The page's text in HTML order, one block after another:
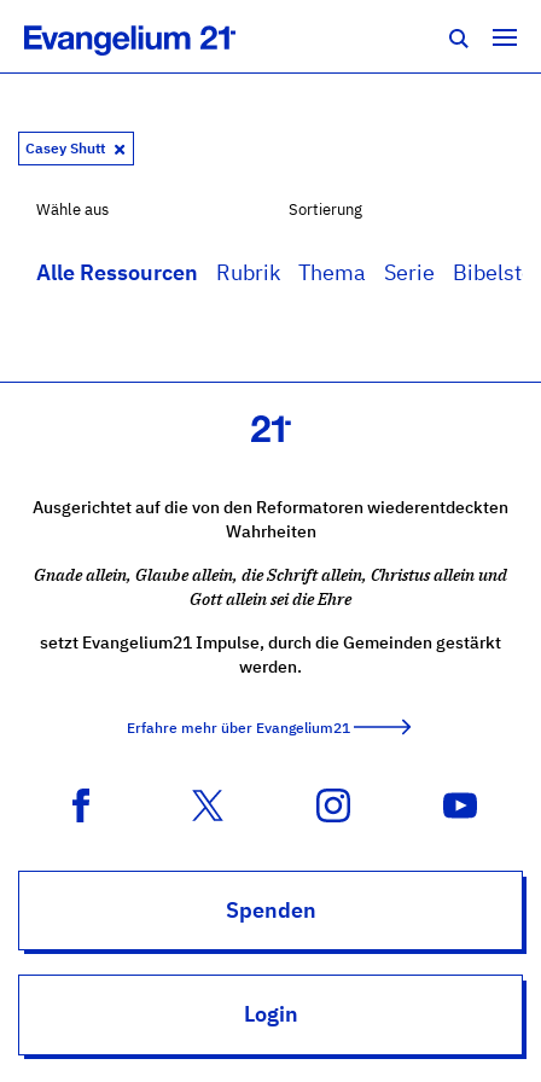
Casey Shutt
Wähle aus
Alle Ressourcen Rubrik Thema Serie
Sortierung
Ausgerichtet auf die von den Reformatoren wiederentdeckten
Wahrheiten
Gnade allein, Glaube allein, die Schrift allein, Christus allein und
Gott allein sei die Ehre
setzt Evangelium21 Impulse, durch die Gemeinden gestärkt
werden.
Erfahre mehr über Evangelium21
Spenden
Login